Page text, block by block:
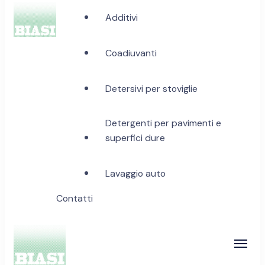
Biasi Detergenti
Additivi
Coadiuvanti
Detersivi per stoviglie
Detergenti per pavimenti e
superfici dure
Lavaggio auto
Contatti